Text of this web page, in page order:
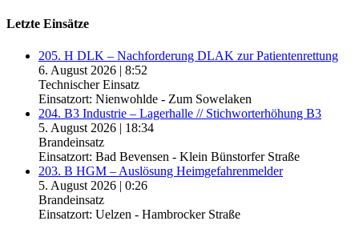
Letzte Einsätze
205. H DLK – Nachforderung DLAK zur Patientenrettung
6. August 2026 | 8:52
Technischer Einsatz
Einsatzort: Nienwohlde - Zum Sowelaken
204. B3 Industrie – Lagerhalle // Stichworterhöhung B3
5. August 2026 | 18:34
Brandeinsatz
Einsatzort: Bad Bevensen - Klein Bünstorfer Straße
203. B HGM – Auslösung Heimgefahrenmelder
5. August 2026 | 0:26
Brandeinsatz
Einsatzort: Uelzen - Hambrocker Straße